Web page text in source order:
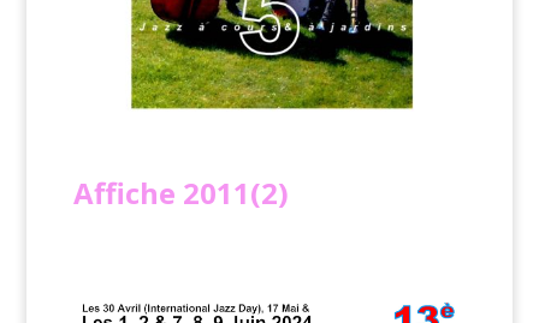
Affiche 2011(2)